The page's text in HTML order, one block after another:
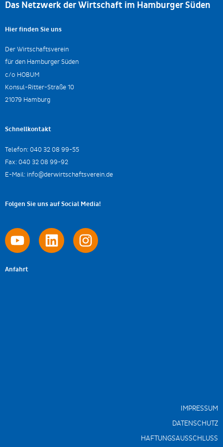
Das Netzwerk der Wirtschaft im Hamburger Süden
Hier finden Sie uns
Der Wirtschaftsverein
für den Hamburger Süden
c/o HOBUM
Konsul-Ritter-Straße 10
21079 Hamburg
Schnellkontakt
Telefon: 040 32 08 99-55
Fax: 040 32 08 99-92
E-Mail: info@derwirtschaftsverein.de
Folgen Sie uns auf Social Media!
Anfahrt
IMPRESSUM
DATENSCHUTZ
HAFTUNGSAUSSCHLUSS